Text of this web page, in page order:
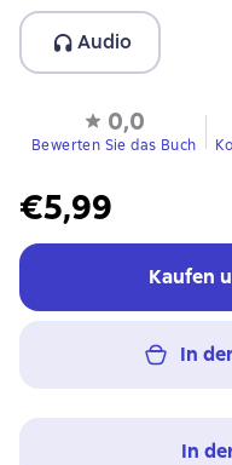
Audio
0,0
Bewerten Sie das Buch
€5,99
Kaufen
In
In